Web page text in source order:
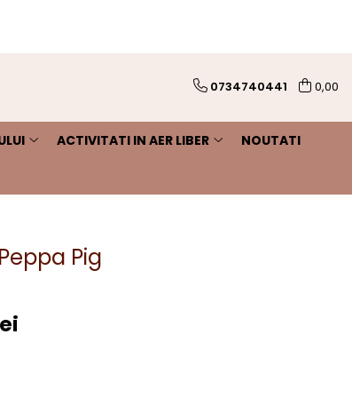
0734740441 0,00
ACTIVITATI IN AER LIBER NOUTATI
Pig